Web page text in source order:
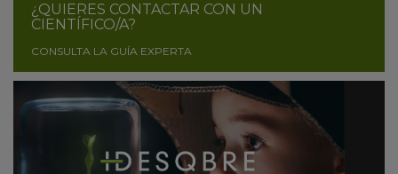
¿QUIERES CONTACTAR CON UN
CIENTÍFICO/A?
CONSULTA LA GUÍA EXPERTA